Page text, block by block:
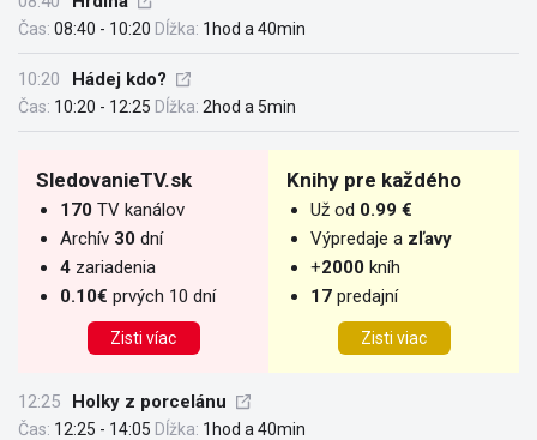
Čas: 08:40 - 10:20 Dĺžka: 1hod a 40min
10:20 Hádej kdo?
Čas: 10:20 - 12:25 Dĺžka: 2hod a 5min
SledovanieTV.sk
170 TV kanálov
Archív 30 dní
4 zariadenia
0.10€ prvých 10 dní
Zisti víac
Knihy pre každého
Už od 0.99 €
Výpredaje a zľavy
+2000 kníh
17 predajní
Zisti viac
12:25 Holky z porcelánu
Čas: 12:25 - 14:05 Dĺžka: 1hod a 40min